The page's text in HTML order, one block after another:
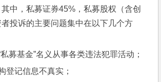
中，私募证券45%，私募股权（含创
投诉的主要问题集中在以下几个方
“私募基金”名义从事各类违法犯罪活动；
构登记信息不真实；